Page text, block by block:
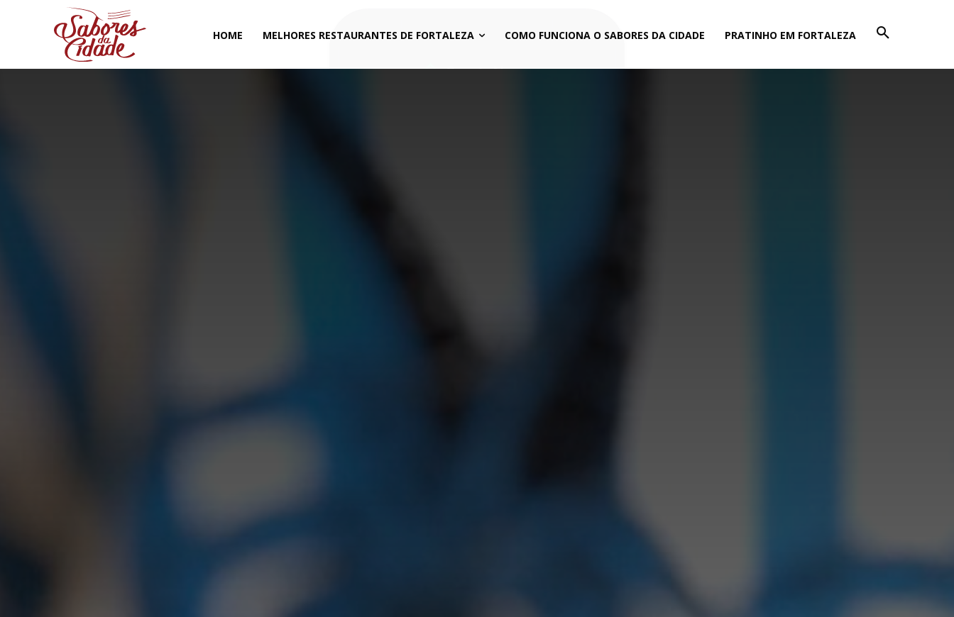
HOME MELHORES RESTAURANTES DE FORTALEZA COMO FUNCIONA O SABORES DA CIDADE PRATINHO EM FORTALEZA